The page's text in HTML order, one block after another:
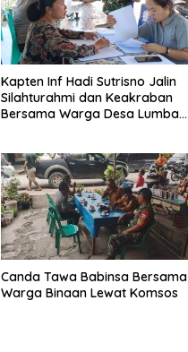
Kapten Inf Hadi Sutrisno Jalin
Silahturahmi dan Keakraban
Bersama Warga Desa Lumban
Canda Tawa Babinsa Bersama
Warga Binaan Lewat Komsos